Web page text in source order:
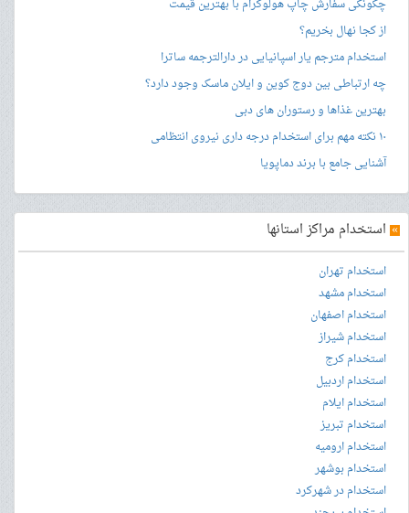
چگونگی سفارش چاپ هولوگرام با بهترین قیمت
از کجا نهال بخریم؟
استخدام مترجم یار اسپانیایی در دارالترجمه ساترا
چه ارتباطی بین دوج کوین و ایلان ماسک وجود دارد؟
بهترین غذاها و رستوران های دبی
۱۰ نکته مهم برای استخدام درجه داری نیروی انتظامی
آشنایی جامع با برند دماپویا
» استخدام مراکز استانها
استخدام تهران
استخدام مشهد
استخدام اصفهان
استخدام شیراز
استخدام کرج
استخدام اردبیل
استخدام ایلام
استخدام تبریز
استخدام ارومیه
استخدام بوشهر
استخدام در شهرکرد